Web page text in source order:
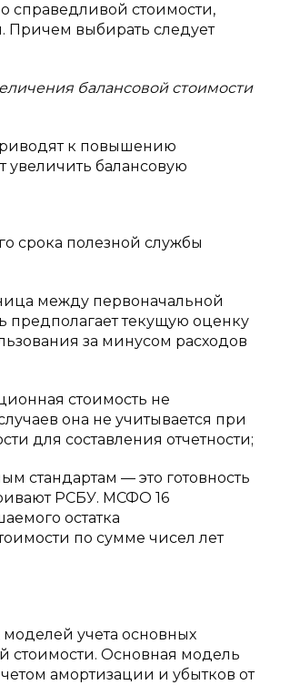
справедливой стоимости,
Причем выбирать следует
балансовой стоимости
к повышению
балансовую
срока полезной службы
между первоначальной
текущую оценку
за минусом расходов
стоимость не
она не учитывается при
для составления отчетности;
стандартам — это готовность
РСБУ. МСФО 16
остатка
по сумме чисел лет
учета основных
стоимости. Основная модель
амортизации и убытков от